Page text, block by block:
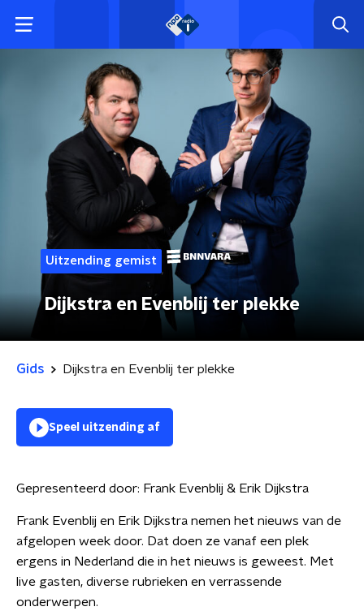
Uitzending gemist
Dijkstra en Evenblij ter plekke
Gids Dijkstra en Evenblij ter plekke
Speel uitzending af
Gepresenteerd door: Frank Evenblij & Erik Dijkstra
Frank Evenblij en Erik Dijkstra nemen het nieuws van de
afgelopen week door. Dat doen ze vanaf een plek
ergens in Nederland die in het nieuws is geweest. Met
live gasten, diverse rubrieken en verrassende
onderwerpen.